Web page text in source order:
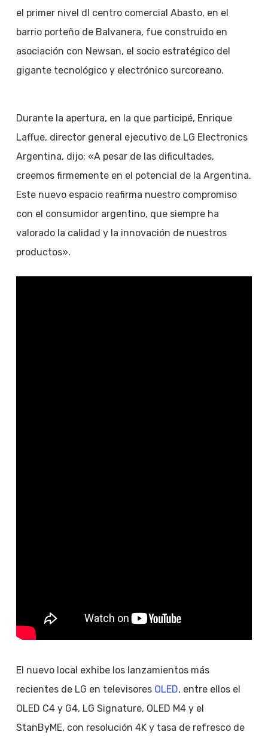
el primer nivel dl centro comercial Abasto, en el
barrio porteño de Balvanera, fue construido en
asociación con Newsan, el socio estratégico del
gigante tecnológico y electrónico surcoreano.
Durante la apertura, en la que participé, Enrique
Laffue, director general ejecutivo de LG Electronics
Argentina, dijo: «A pesar de las dificultades,
creemos firmemente en el potencial de la Argentina.
Este nuevo espacio reafirma nuestro compromiso
con el consumidor argentino, que siempre ha
valorado la calidad y la innovación de nuestros
productos».
El nuevo local exhibe los lanzamientos más
recientes de LG en televisores OLED, entre ellos el
OLED C4 y G4, LG Signature, OLED M4 y el
StanByME, con resolución 4K y tasa de refresco de